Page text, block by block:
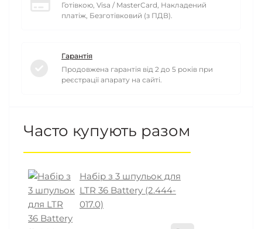
Готівкою, Visa / MasterCard, Накладений
платіж, Безготівковий (з ПДВ).
Гарантія
Продовжена гарантія від 2 до 5 років при
реєстрації апарату на сайті.
Часто купують разом
Набір з 3 шпульок для
LTR 36 Battery (2.444-
017.0)